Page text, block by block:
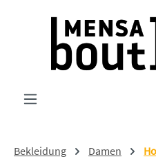
Zum Hauptinhalt springen
Bekleidung Damen